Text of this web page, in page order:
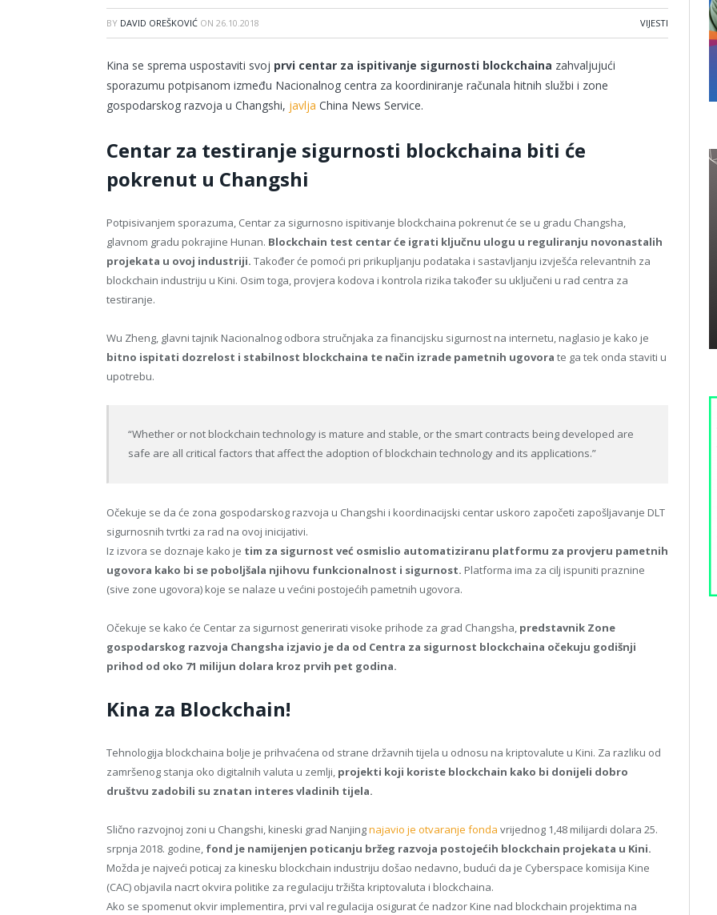
BY DAVID OREŠKOVIĆ ON 26.10.2018 VIJESTI
Kina se sprema uspostaviti svoj prvi centar za ispitivanje sigurnosti blockchaina zahvaljujući
sporazumu potpisanom između Nacionalnog centra za koordiniranje računala hitnih službi i zone
gospodarskog razvoja u Changshi, javlja China News Service.
Centar za testiranje sigurnosti blockchaina biti će
pokrenut u Changshi
Potpisivanjem sporazuma, Centar za sigurnosno ispitivanje blockchaina pokrenut će se u gradu Changsha,
glavnom gradu pokrajine Hunan. Blockchain test centar će igrati ključnu ulogu u reguliranju novonastalih
projekata u ovoj industriji. Također će pomoći pri prikupljanju podataka i sastavljanju izvješća relevantnih za
blockchain industriju u Kini. Osim toga, provjera kodova i kontrola rizika također su uključeni u rad centra za
testiranje.
Wu Zheng, glavni tajnik Nacionalnog odbora stručnjaka za financijsku sigurnost na internetu, naglasio je kako je
bitno ispitati dozrelost i stabilnost blockchaina te način izrade pametnih ugovora te ga tek onda staviti u
upotrebu.
“Whether or not blockchain technology is mature and stable, or the smart contracts being developed are
safe are all critical factors that affect the adoption of blockchain technology and its applications.”
Očekuje se da će zona gospodarskog razvoja u Changshi i koordinacijski centar uskoro započeti zapošljavanje DLT
sigurnosnih tvrtki za rad na ovoj inicijativi.
Iz izvora se doznaje kako je tim za sigurnost već osmislio automatiziranu platformu za provjeru pametnih
ugovora kako bi se poboljšala njihovu funkcionalnost i sigurnost. Platforma ima za cilj ispuniti praznine
(sive zone ugovora) koje se nalaze u većini postojećih pametnih ugovora.
Očekuje se kako će Centar za sigurnost generirati visoke prihode za grad Changsha, predstavnik Zone
gospodarskog razvoja Changsha izjavio je da od Centra za sigurnost blockchaina očekuju godišnji
prihod od oko 71 milijun dolara kroz prvih pet godina.
Kina za Blockchain!
Tehnologija blockchaina bolje je prihvaćena od strane državnih tijela u odnosu na kriptovalute u Kini. Za razliku od
zamršenog stanja oko digitalnih valuta u zemlji, projekti koji koriste blockchain kako bi donijeli dobro
društvu zadobili su znatan interes vladinih tijela.
Slično razvojnoj zoni u Changshi, kineski grad Nanjingnajavio je otvaranje fonda vrijednog 1,48 milijardi dolara 25.
srpnja 2018. godine, fond je namijenjen poticanju bržeg razvoja postojećih blockchain projekata u Kini.
Možda je najveći poticaj za kinesku blockchain industriju došao nedavno, budući da je Cyberspace komisija Kine
(CAC) objavila nacrt okvira politike za regulaciju tržišta kriptovaluta i blockchaina.
Ako se spomenut okvir implementira, prvi val regulacija osigurat će nadzor Kine nad blockchain projektima na